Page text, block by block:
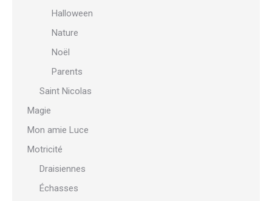
Halloween
Nature
Noël
Parents
Saint Nicolas
Magie
Mon amie Luce
Motricité
Draisiennes
Échasses